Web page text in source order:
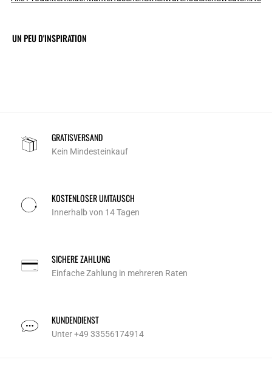
UN PEU D'INSPIRATION
GRATISVERSAND
Kein Mindesteinkauf
KOSTENLOSER UMTAUSCH
Innerhalb von 14 Tagen
SICHERE ZAHLUNG
Einfache Zahlung in mehreren Raten
KUNDENDIENST
Unter +49 33556174914